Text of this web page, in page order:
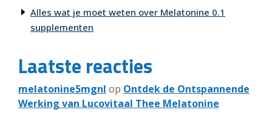
Alles wat je moet weten over Melatonine 0.1
supplementen
Laatste reacties
melatonine5mgnl op Ontdek de Ontspannende
Werking van Lucovitaal Thee Melatonine